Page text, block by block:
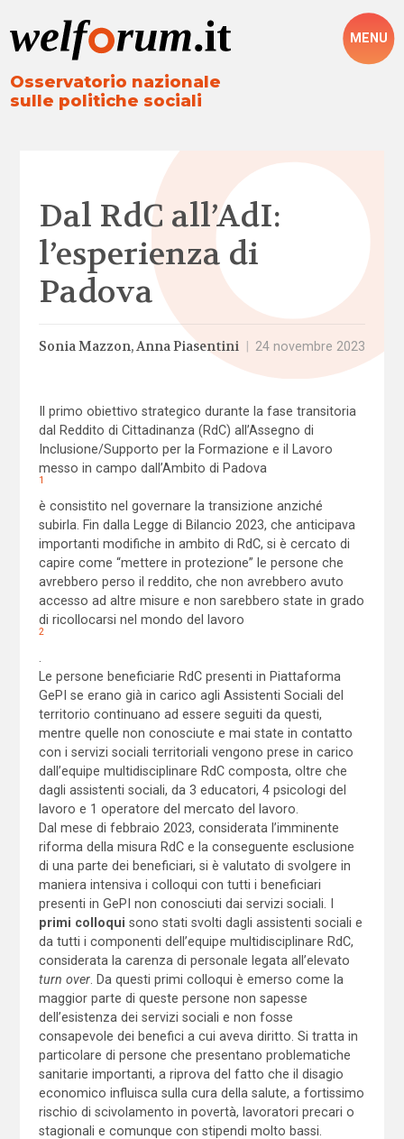
Osservatorio nazionale
sulle politiche sociali
MENU
Dal RdC all’AdI:
l’esperienza di
Padova
Sonia Mazzon Anna Piasentini 24 novembre 2023
Il primo obiettivo strategico durante la fase transitoria
dal Reddito di Cittadinanza (RdC) all’Assegno di
Inclusione/Supporto per la Formazione e il Lavoro
messo in campo dall’Ambito di Padova
1
è consistito nel governare la transizione anziché
subirla. Fin dalla Legge di Bilancio 2023, che anticipava
importanti modifiche in ambito di RdC, si è cercato di
capire come “mettere in protezione” le persone che
avrebbero perso il reddito, che non avrebbero avuto
accesso ad altre misure e non sarebbero state in grado
di ricollocarsi nel mondo del lavoro
2
Le persone beneficiarie RdC presenti in Piattaforma
GePI se erano già in carico agli Assistenti Sociali del
territorio continuano ad essere seguiti da questi,
mentre quelle non conosciute e mai state in contatto
con i servizi sociali territoriali vengono prese in carico
dall’equipe multidisciplinare RdC composta, oltre che
dagli assistenti sociali, da 3 educatori, 4 psicologi del
lavoro e 1 operatore del mercato del lavoro.
Dal mese di febbraio 2023, considerata l’imminente
riforma della misura RdC e la conseguente esclusione
di una parte dei beneficiari, si è valutato di svolgere in
maniera intensiva i colloqui con tutti i beneficiari
presenti in GePI non conosciuti dai servizi sociali. I
primi colloqui sono stati svolti dagli assistenti sociali e
da tutti i componenti dell’equipe multidisciplinare RdC,
considerata la carenza di personale legata all’elevato
turn over. Da questi primi colloqui è emerso come la
maggior parte di queste persone non sapesse
dell’esistenza dei servizi sociali e non fosse
consapevole dei benefici a cui aveva diritto. Si tratta in
particolare di persone che presentano problematiche
sanitarie importanti, a riprova del fatto che il disagio
economico influisca sulla cura della salute, a fortissimo
rischio di scivolamento in povertà, lavoratori precari o
stagionali e comunque con stipendi molto bassi.